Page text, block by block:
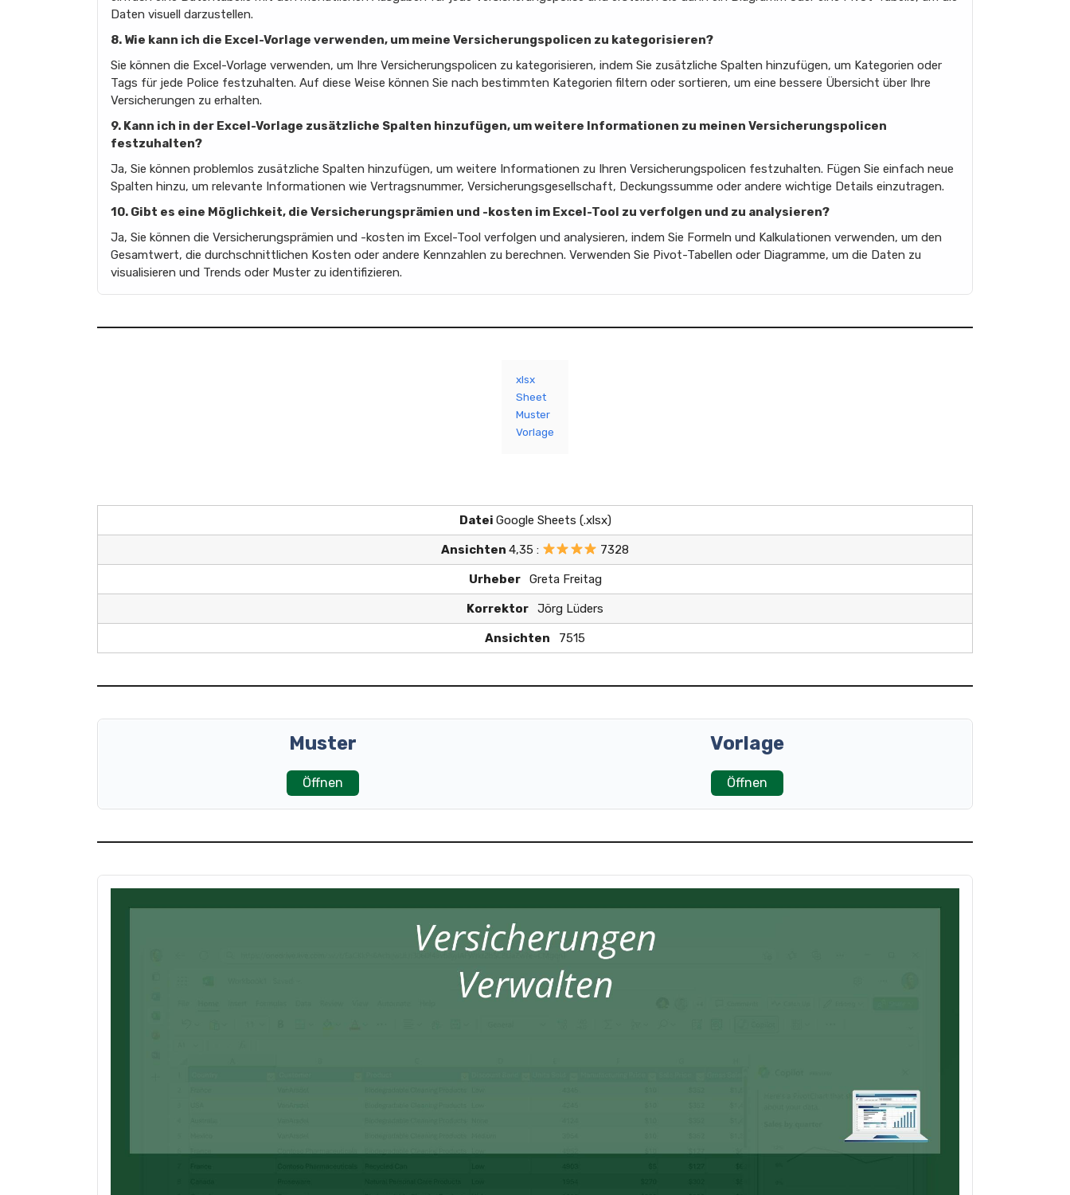
Daten visuell darzustellen.
8. Wie kann ich die Excel-Vorlage verwenden, um meine Versicherungspolicen zu kategorisieren?
Sie können die Excel-Vorlage verwenden, um Ihre Versicherungspolicen zu kategorisieren, indem Sie zusätzliche Spalten hinzufügen, um Kategorien oder
Tags für jede Police festzuhalten. Auf diese Weise können Sie nach bestimmten Kategorien filtern oder sortieren, um eine bessere Übersicht über Ihre
Versicherungen zu erhalten.
9. Kann ich in der Excel-Vorlage zusätzliche Spalten hinzufügen, um weitere Informationen zu meinen Versicherungspolicen
festzuhalten?
Ja, Sie können problemlos zusätzliche Spalten hinzufügen, um weitere Informationen zu Ihren Versicherungspolicen festzuhalten. Fügen Sie einfach neue
Spalten hinzu, um relevante Informationen wie Vertragsnummer, Versicherungsgesellschaft, Deckungssumme oder andere wichtige Details einzutragen.
10. Gibt es eine Möglichkeit, die Versicherungsprämien und -kosten im Excel-Tool zu verfolgen und zu analysieren?
Ja, Sie können die Versicherungsprämien und -kosten im Excel-Tool verfolgen und analysieren, indem Sie Formeln und Kalkulationen verwenden, um den
Gesamtwert, die durchschnittlichen Kosten oder andere Kennzahlen zu berechnen. Verwenden Sie Pivot-Tabellen oder Diagramme, um die Daten zu
visualisieren und Trends oder Muster zu identifizieren.
xlsx
Sheet
Muster
Vorlage
Datei Google Sheets (.xlsx)
Ansichten4,35 : 7328
Urheber Greta Freitag
Korrektor Jörg Lüders
Ansichten 7515
Muster
Öffnen
Vorlage
Öffnen